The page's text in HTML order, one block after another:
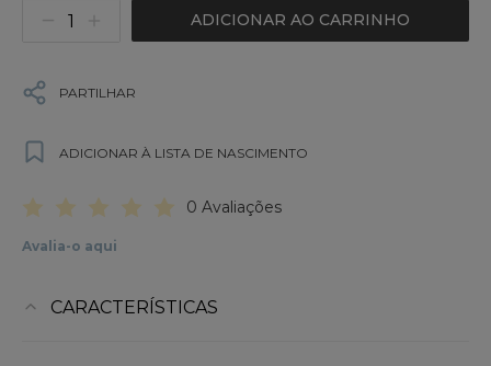
ADICIONAR AO CARRINHO
PARTILHAR
ADICIONAR À LISTA DE NASCIMENTO
0 Avaliações
Avalia-o aqui
CARACTERÍSTICAS